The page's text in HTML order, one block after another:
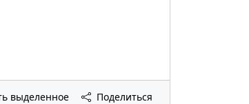
выделенное Поделиться